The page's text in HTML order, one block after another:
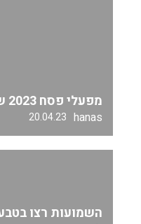
מפעלי פסח 2023 של נוער עמק יזרעאל
hanas
20.04.23
השמועות רצו